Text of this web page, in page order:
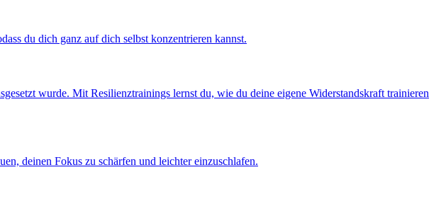
du dich ganz auf dich selbst konzentrieren kannst.
wurde. Mit Resilienztrainings lernst du, wie du deine eigene Widerstandskraft trainieren
deinen Fokus zu schärfen und leichter einzuschlafen.